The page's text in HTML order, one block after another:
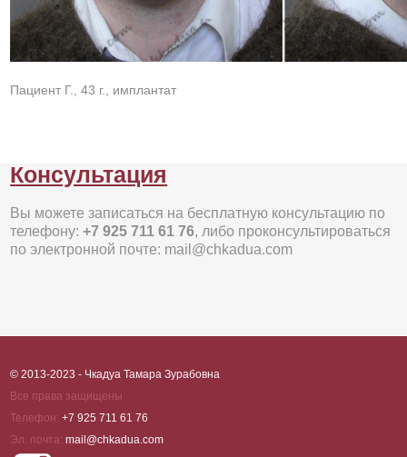
Пациент Г., 43 г., имплантат
Консультация
Вы можете записаться на бесплатную консультацию по
телефону:+7 925 711 61 76, либо проконсультироваться
по электронной почте: mail@chkadua.com
© 2013-2023 - Чкадуа Тамара Зурабовна
Все права защищены
Телефон:+7 925 711 61 76
Эл. почта:mail@chkadua.com